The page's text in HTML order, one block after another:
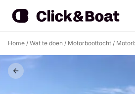
Home / Wat te doen / Motorboottocht /